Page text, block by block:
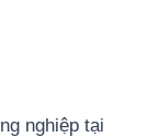
nghiệp tại